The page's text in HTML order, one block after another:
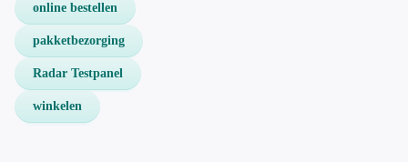
online bestellen
pakketbezorging
Radar Testpanel
winkelen